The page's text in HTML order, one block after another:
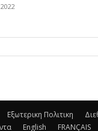
Εξωτερικη Πολιτικη
English FRANÇAIS